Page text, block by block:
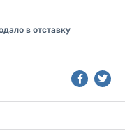
в отставку